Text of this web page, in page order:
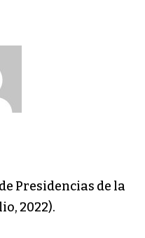
Presidencias de la
2022).